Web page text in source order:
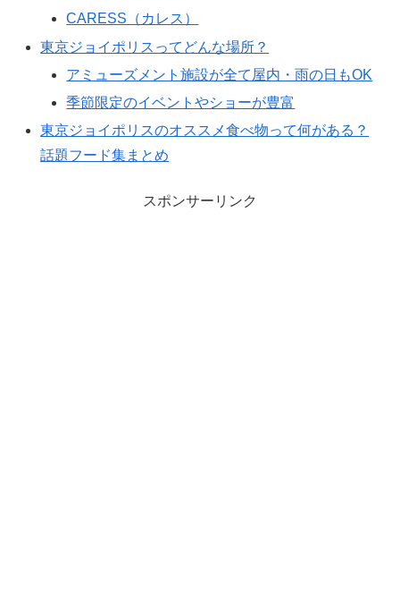
CARESS（カレス）
東京ジョイポリスってどんな場所？
アミューズメント施設が全て屋内・雨の日もOK
季節限定のイベントやショーが豊富
東京ジョイポリスのオススメ食べ物って何がある？
話題フード集まとめ
スポンサーリンク